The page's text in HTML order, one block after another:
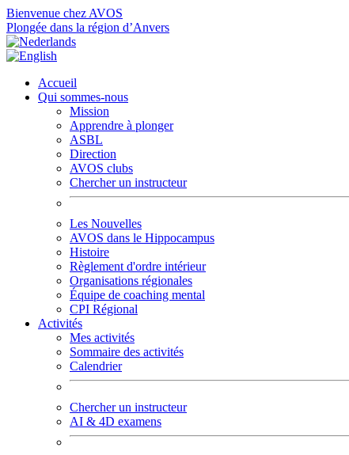
Bienvenue chez AVOS
Plongée dans la région d’Anvers
Accueil
Qui sommes-nous
Mission
Apprendre à plonger
ASBL
Direction
AVOS clubs
Chercher un instructeur
Les Nouvelles
AVOS dans le Hippocampus
Histoire
Règlement d'ordre intérieur
Organisations régionales
Équipe de coaching mental
CPI Régional
Activités
Mes activités
Sommaire des activités
Calendrier
Chercher un instructeur
AI & 4D examens